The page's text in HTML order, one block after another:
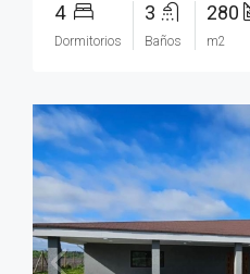
4
Dormitorios
3
Baños
280
m2